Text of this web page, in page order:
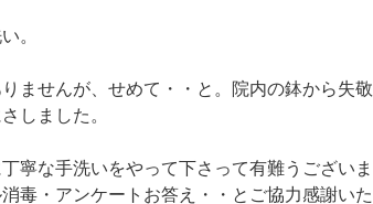
。
ませんが、せめて・・と。院内の鉢から失敬
しました。
寧な手洗いをやって下さって有難うございま
毒・アンケートお答え・・とご協力感謝いた